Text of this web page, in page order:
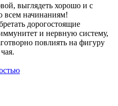
выглядеть хорошо и с
всем начинаниям!
дорогостоящие
и нервную систему,
повлиять на фигуру